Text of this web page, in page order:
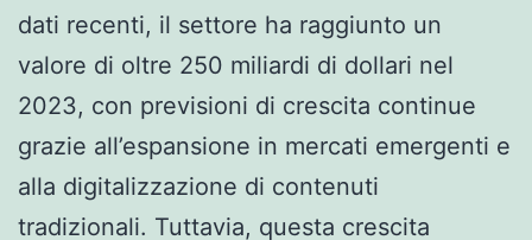
dati recenti, il settore ha raggiunto un
valore di oltre 250 miliardi di dollari nel
2023, con previsioni di crescita continue
grazie all’espansione in mercati emergenti e
alla digitalizzazione di contenuti
tradizionali. Tuttavia, questa crescita